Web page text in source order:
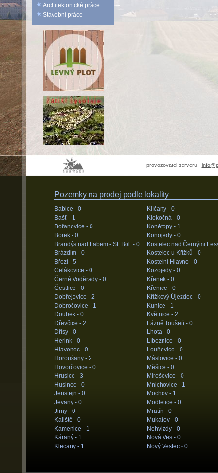
Architektonické práce
Stavební práce
provozovatel serveru -
Pozemky na prodej podle lokality
Babice - 0
Bašť - 1
Bořanovice - 0
Borek - 0
Brandýs nad Labem - St. Bol. - 0
Brázdim - 0
Březí - 5
Čelákovice - 0
Černé Voděrady - 0
Čestlice - 0
Dobřejovice - 2
Dobročovice - 1
Doubek - 0
Dřevčice - 2
Dřísy - 0
Herink - 0
Hlavenec - 0
Horoušany - 2
Hovorčovice - 0
Hrusice - 3
Husinec - 0
Jenštejn - 0
Jevany - 0
Jirny - 0
Kaliště - 0
Kamenice - 1
Káraný - 1
Klecany - 1
Klíčany - 0
Klokočná - 0
Konětopy - 1
Konojedy - 0
Kostelec nad Černými
Kostelec u Křížků - 0
Kostelní Hlavno - 0
Kozojedy - 0
Křenek - 0
Křenice - 0
Křížkový Újezdec - 0
Kunice - 1
Květnice - 2
Lázně Toušeň - 0
Lhota - 0
Líbeznice - 0
Louňovice - 0
Máslovice - 0
Měšice - 0
Mirošovice - 0
Mnichovice - 1
Mochov - 1
Modletice - 0
Mratín - 0
Mukařov - 0
Nehvizdy - 0
Nová Ves - 0
Nový Vestec - 0